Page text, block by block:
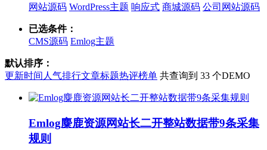
网站源码 WordPress主题 响应式 商城源码 公司网站源码
已选条件：
CMS源码 Emlog主题
默认排序：
更新时间 人气排行文章标题热评榜单 共查询到 33 个DEMO
Emlog麋鹿资源网站长二开整站数据带9条采集
规则